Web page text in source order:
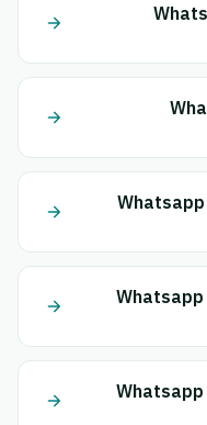
Whatsapp